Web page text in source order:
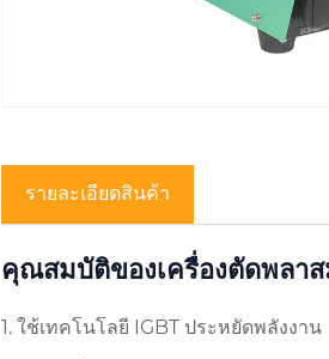
รายละเอียดสินค้า
คุณสมบัติของเครื่องตัดพลา
1. ใช้เทคโนโลยี IGBT ประหยัดพลังงาน